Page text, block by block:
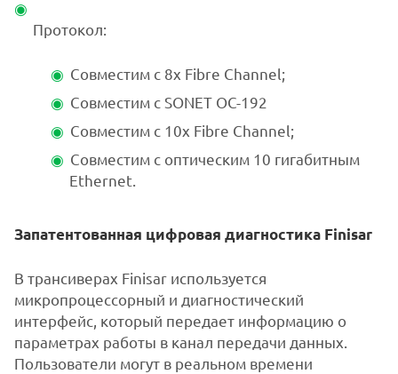
Протокол:
Совместим с 8x Fibre Channel;
Совместим с SONET OC-192
Совместим с 10x Fibre Channel;
Совместим с оптическим 10 гигабитным
Ethernet.
Запатентованная цифровая диагностика Finisar
В трансиверах Finisar используется
микропроцессорный и диагностический
интерфейс, который передает информацию о
параметрах работы в канал передачи данных.
Пользователи могут в реальном времени